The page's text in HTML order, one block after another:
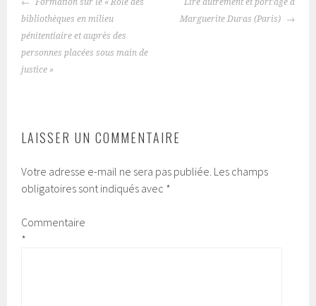
DES
ARTICLES
Formation sur le « Rôle des
bibliothèques en milieu
pénitentiaire et auprès des
personnes placées sous main de
justice »
Lire autrement et port’âge à
Marguerite Duras (Paris)
LAISSER UN COMMENTAIRE
Votre adresse e-mail ne sera pas publiée. Les champs
obligatoires sont indiqués avec *
Commentaire
*